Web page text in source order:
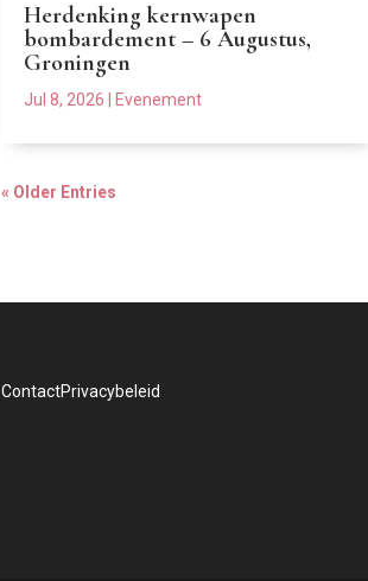
Herdenking kernwapen
bombardement – 6 Augustus,
Groningen
Jul 8, 2026 Evenement
« Older Entries
ContactPrivacybeleid